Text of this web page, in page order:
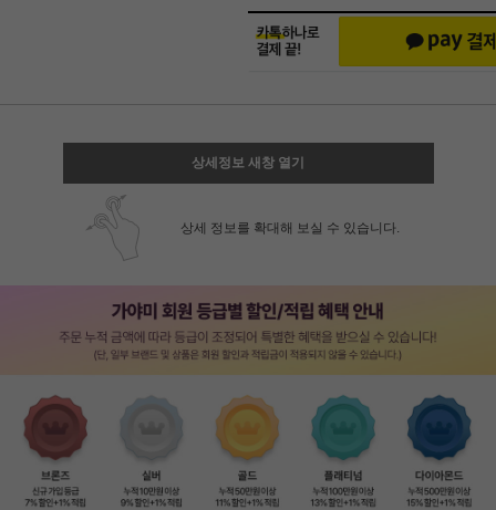
상세정보 새창 열기
상세 정보를 확대해 보실 수 있습니다.